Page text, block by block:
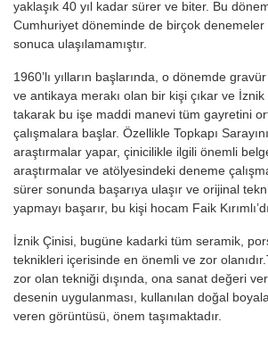
yaklaşık 40 yıl kadar sürer ve biter. Bu
Cumhuriyet döneminde de birçok
sonuca ulaşılamamıştır.
1960’lı yılların başlarında, o dönemde
ve antikaya merakı olan bir kişi çıkar ve İznik
takarak bu işe maddi manevi tüm gayretini
çalışmalara başlar. Özellikle Topkapı
araştırmalar yapar, çinicilikle ilgili önemli
araştırmalar ve atölyesindeki deneme
sürer sonunda başarıya ulaşır ve orijinal
yapmayı başarır, bu kişi hocam Faik
İznik Çinisi, bugüne kadarki tüm seramik,
teknikleri içerisinde en önemli ve zor
zor olan tekniği dışında, ona sanat değeri
desenin uygulanması, kullanılan doğal
veren görüntüsü, önem taşımaktadır.